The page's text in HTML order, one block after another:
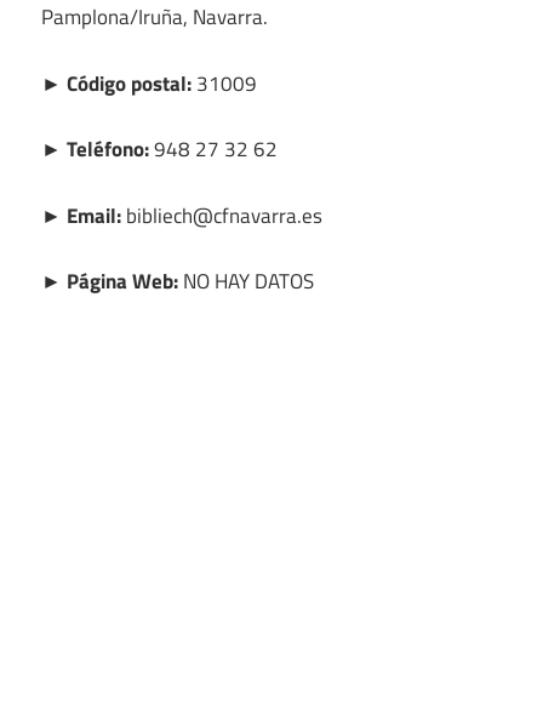
Pamplona/Iruña, Navarra.
► Código postal:31009
► Teléfono:948 27 32 62
► Email:bibliech@cfnavarra.es
► Página Web:NO HAY DATOS